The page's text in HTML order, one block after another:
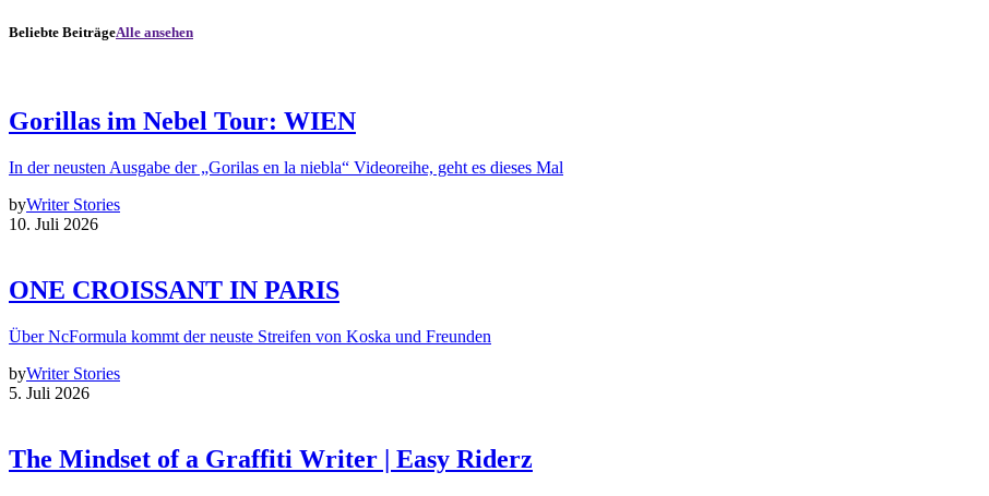
Beliebte BeiträgeAlle ansehen
Gorillas im Nebel Tour: WIEN
In der neusten Ausgabe der „Gorilas en la niebla“ Videoreihe, geht es dieses Mal
byWriter Stories
10. Juli 2026
ONE CROISSANT IN PARIS
Über NcFormula kommt der neuste Streifen von Koska und Freunden
byWriter Stories
5. Juli 2026
The Mindset of a Graffiti Writer | Easy Riderz